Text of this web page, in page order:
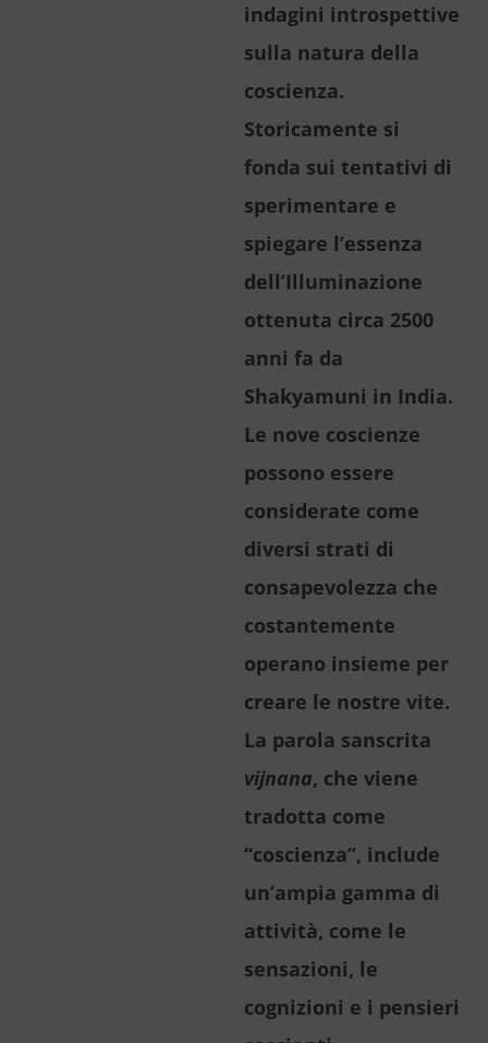
indagini introspettive
sulla natura della
coscienza.
Storicamente si
fonda sui tentativi di
sperimentare e
spiegare l’essenza
dell’Illuminazione
ottenuta circa 2500
anni fa da
Shakyamuni in India.
Le nove coscienze
possono essere
considerate come
diversi strati di
consapevolezza che
costantemente
operano insieme per
creare le nostre vite.
La parola sanscrita
vijnana, che viene
tradotta come
“coscienza”, include
un’ampia gamma di
attività, come le
sensazioni, le
cognizioni e i pensieri